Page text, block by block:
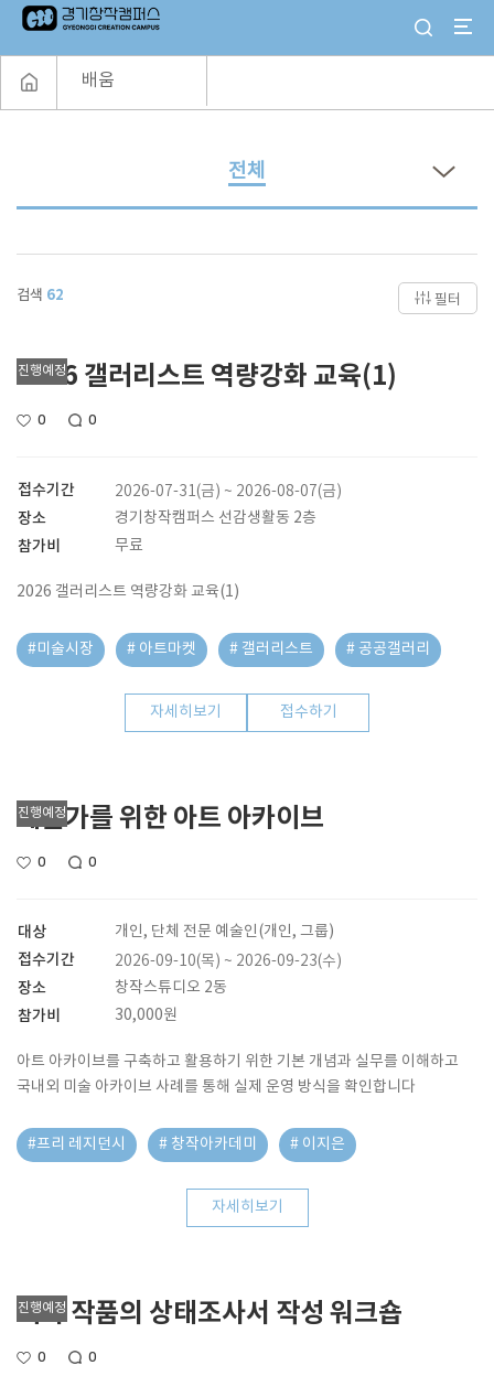
배움
전체
검색 62 필터
진행예정
2026 갤러리스트 역량강화 교육(1)
0 0
접수기간 2026-07-31(금) ~ 2026-08-07(금)
장소 경기창작캠퍼스 선감생활동 2층
참가비 무료
2026 갤러리스트 역량강화 교육(1)
#미술시장 # 아트마켓 # 갤러리스트 # 공공갤러리
자세히보기 접수하기
진행예정
예술가를 위한 아트 아카이브
0 0
대상 개인, 단체 전문 예술인(개인, 그룹)
접수기간 2026-09-10(목) ~ 2026-09-23(수)
장소 창작스튜디오 2동
참가비 30,000원
아트 아카이브를 구축하고 활용하기 위한 기본 개념과 실무를 이해하고
국내외 미술 아카이브 사례를 통해 실제 운영 방식을 확인합니다
#프리 레지던시 # 창작아카데미 # 이지은
자세히보기
진행예정
회화 작품의 상태조사서 작성 워크숍
0 0